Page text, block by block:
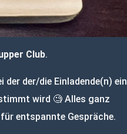
Club.
der/die Einladende(n) ein
wird 🧐 Alles ganz
entspannte Gespräche.